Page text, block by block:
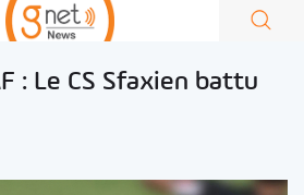
: Le CS Sfaxien battu